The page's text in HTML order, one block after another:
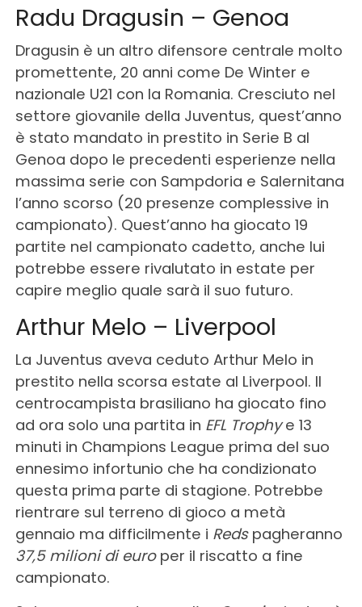
Radu Dragusin – Genoa
Dragusin è un altro difensore centrale molto
promettente, 20 anni come De Winter e
nazionale U21 con la Romania. Cresciuto nel
settore giovanile della Juventus, quest’anno
è stato mandato in prestito in Serie B al
Genoa dopo le precedenti esperienze nella
massima serie con Sampdoria e Salernitana
l’anno scorso (20 presenze complessive in
campionato). Quest’anno ha giocato 19
partite nel campionato cadetto, anche lui
potrebbe essere rivalutato in estate per
capire meglio quale sarà il suo futuro.
Arthur Melo – Liverpool
La Juventus aveva ceduto Arthur Melo in
prestito nella scorsa estate al Liverpool. Il
centrocampista brasiliano ha giocato fino
ad ora solo una partita in EFL Trophye 13
minuti in Champions League prima del suo
ennesimo infortunio che ha condizionato
questa prima parte di stagione. Potrebbe
rientrare sul terreno di gioco a metà
gennaio ma difficilmente i Reds pagheranno
37,5 milioni di europer il riscatto a fine
campionato.